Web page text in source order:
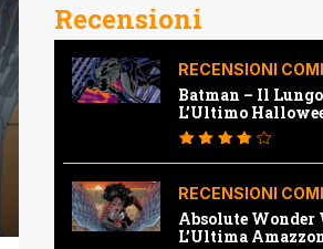
Recensioni
RECENSIONI
Batman – Il
L’Ultimo
RECENSIONI
Absolute Wonder
L’Ultima